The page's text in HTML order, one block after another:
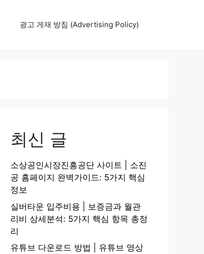
광고 게재 방침 (Advertising Policy)
최신 글
소상공인시장진흥공단 사이트 | 소진
공 홈페이지 완벽가이드: 5가지 핵심
정보
실버타운 입주비용 | 보증금과 월관
리비 상세분석: 5가지 핵심 항목 총정
리
유튜브 다운로드 방법 | 유튜브 영상